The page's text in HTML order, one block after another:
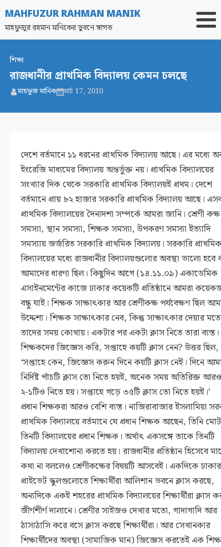
MAHFUZUR RAHMAN MANIK
মাহফুজুর রহমান মানিকের ভুবনে স্বাগত
শিক্ষা
রাজধানীর প্রাথমিক বিদ্যালয় কেমন চলছে
মাহফুজ মানিক মার্চ 17, 2010
দেশে বর্তমানে ১১ ধরনের প্রাথমিক বিদ্যালয় আছে। এর মধ্যে
ইংরেজি মাধ্যমের বিদ্যালয় অন্তর্ভুক্ত নয়। প্রাথমিক বিদ্যালয়ের
সংখ্যার দিক থেকে সরকারি প্রাথমিক বিদ্যালয়ই প্রথম। দেশে
বর্তমানে প্রায় ৮২ হাজার সরকারি প্রাথমিক বিদ্যালয় আছে।
প্রাথমিক বিদ্যালয়ের দৈন্যদশা সম্পর্কে আমরা জানি। শ্রেণী কক্ষ
সমস্যা, স্থান সমস্যা, শিক্ষক সমস্যা, উপকরণ সমস্যা ইত্যাদি
সমস্যায় জর্জরিত সরকারি প্রাথমিক বিদ্যালয়। সরকারি প্রাথমিক
বিদ্যালয়ের মধ্যে রাজধানীর বিদ্যালয়গুলোর অবস্থা ভালো হবে
আমাদের ধারণা ছিল। কিছুদিন আগে (১৪.১১.০৯) একাডেমিক
এসাইনমেন্টের কাজে ঢাকার কয়েকটি প্রতিষ্ঠানে আমরা
বন্ধু যাই। শিক্ষক সাক্ষাৎকার আর শ্রেণীকক্ষ পর্যবেক্ষণ ছিল
উদ্দেশ্য। শিক্ষক সাক্ষাৎকার নেব, কিন্তু সাক্ষাৎকার দেয়ার
তাদের সময় কোথায়। একটার পর একটা ক্লাস নিতে তারা ব্যস্ত।
শিক্ষকদের জিজ্ঞেস করি, সপ্তাহে কয়টি ক্লাস নেন? উত্তর ছিল,
‘সপ্তাহে কেন, জিজ্ঞেস করুন দিনে কয়টি ক্লাস নেই। দিনে
নির্দিষ্ট পাঁচটি ক্লাস তো নিতে হয়ই, অনেক সময় অতিরিক্ত আরও
২-১টিও নিতে হয়। সপ্তাহে গড়ে ৩৫টি ক্লাস তো নিতে হয়ই।’
প্রধান শিক্ষকরা আরও বেশি ব্যস্ত। নাজিরাবাজার ইসলামিয়া
প্রাথমিক বিদ্যালয়ে বর্তমানে যে প্রধান শিক্ষক আছেন, তিনি মোট
তিনটি বিদ্যালয়ের প্রধান শিক্ষক। অর্থাৎ একসঙ্গে তাকে তিনটি
বিদ্যালয় দেখাশোনা করতে হয়। রাজধানীর প্রতিষ্ঠান হিসেবে
কথা না বললেও শ্রেণীকক্ষের বিষয়টি আসবেই। একদিকে ঢাকার
প্রাইভেট স্কুলগুলোতে শিক্ষার্থীরা আলিশান ভবনে ক্লাস করছে,
অন্যদিকে একই শহরের প্রাথমিক বিদ্যালয়ের শিক্ষার্থীরা ক্লাস
জীর্ণশীর্ণ দালানে। শ্রেণীর সাইজও দেখার মতো, গাদাগাদি আর
ঠাসাঠাসি করে বসে ক্লাস করছে শিক্ষার্থীরা। আর সেখানকার
শিক্ষার্থীদের অবস্থা (সামাজিক মান) জিজ্ঞেস করতেই এক